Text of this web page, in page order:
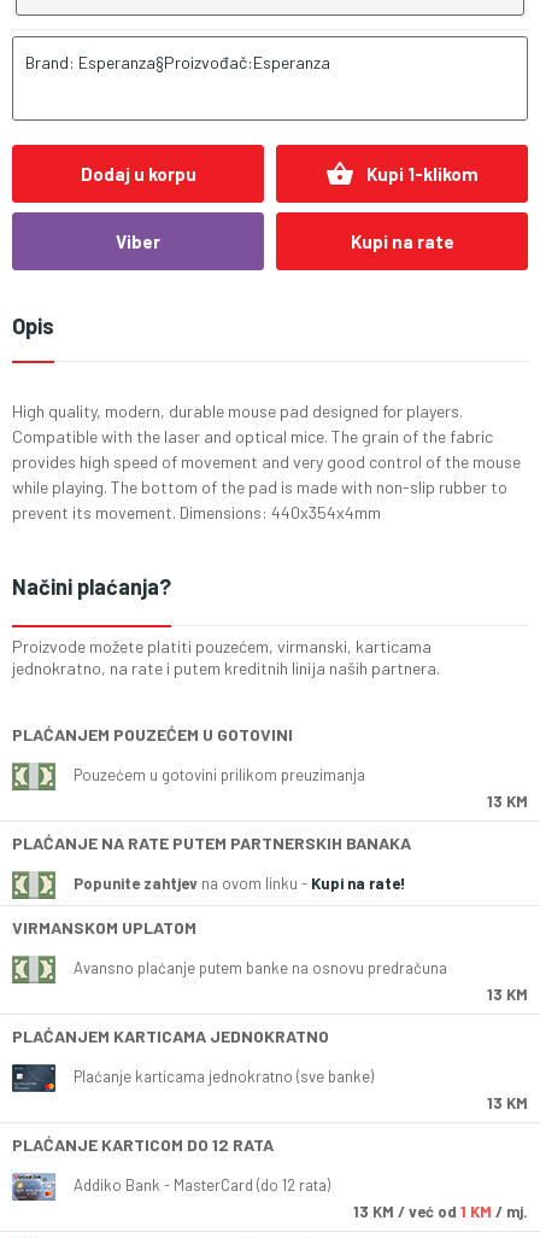
Brand: Esperanza§Proizvođač:Esperanza
Dodaj u korpu shopping_basket Kupi 1-klikom
Viber Kupi na rate
Opis
High quality, modern, durable mouse pad designed for players.
Compatible with the laser and optical mice. The grain of the fabric
provides high speed of movement and very good control of the mouse
while playing. The bottom of the pad is made with non-slip rubber to
prevent its movement. Dimensions: 440x354x4mm
Načini plaćanja?
Proizvode možete platiti pouzećem, virmanski, karticama
jednokratno, na rate i putem kreditnih linija naših partnera.
PLAĆANJEM POUZEĆEM U GOTOVINI
Pouzećem u gotovini prilikom preuzimanja
13 KM
PLAĆANJE NA RATE PUTEM PARTNERSKIH BANAKA
Popunite zahtjev na ovom linku - Kupi na rate!
VIRMANSKOM UPLATOM
Avansno plaćanje putem banke na osnovu predračuna
13 KM
PLAĆANJEM KARTICAMA JEDNOKRATNO
Plaćanje karticama jednokratno (sve banke)
13 KM
PLAĆANJE KARTICOM DO 12 RATA
Addiko Bank - MasterCard (do 12 rata)
13 KM / već od 1 KM / mj.